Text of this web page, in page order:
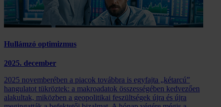
Hullámzó optimizmus
2025. december
2025 novemberében a piacok továbbra is egyfajta „kétarcú”
hangulatot tükröztek: a makroadatok összességében kedvezően
alakultak, miközben a geopolitikai feszültségek újra és újra